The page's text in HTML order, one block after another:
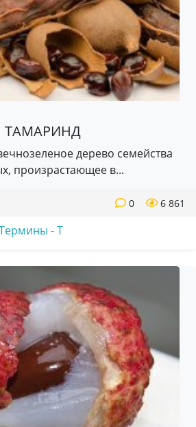
ТАМАРИНД
дерево семейства
произрастающее в...
6 861
0
- Т